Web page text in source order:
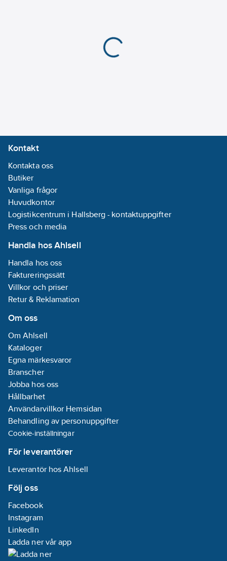
Kontakt
Kontakta oss
Butiker
Vanliga frågor
Huvudkontor
Logistikcentrum i Hallsberg - kontaktuppgifter
Press och media
Handla hos Ahlsell
Handla hos oss
Faktureringssätt
Villkor och priser
Retur & Reklamation
Om oss
Om Ahlsell
Kataloger
Egna märkesvaror
Branscher
Jobba hos oss
Hållbarhet
Användarvillkor Hemsidan
Behandling av personuppgifter
Cookie-inställningar
För leverantörer
Leverantör hos Ahlsell
Följ oss
Facebook
Instagram
LinkedIn
Ladda ner vår app